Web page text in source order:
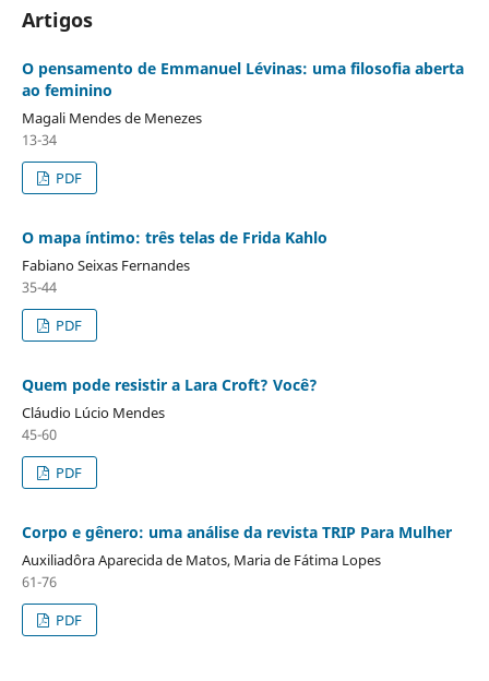
Artigos
O pensamento de Emmanuel Lévinas: uma filosofia aberta
ao feminino
Magali Mendes de Menezes
13-34
PDF
O mapa íntimo: três telas de Frida Kahlo
Fabiano Seixas Fernandes
35-44
PDF
Quem pode resistir a Lara Croft? Você?
Cláudio Lúcio Mendes
45-60
PDF
Corpo e gênero: uma análise da revista TRIP Para Mulher
Auxiliadôra Aparecida de Matos, Maria de Fátima Lopes
61-76
PDF